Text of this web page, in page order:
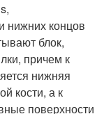
нижних концов
блок,
причем к
нижняя
кости, а к
поверхности